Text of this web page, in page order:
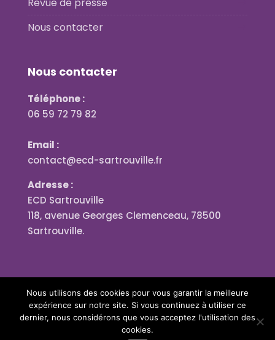
Nous contacter
Nous contacter
Téléphone :
06 59 72 79 82
Email :
contact@ecd-sartrouville.fr
Adresse :
ECD Sartrouville
118, avenue Georges Clemenceau, 78500
Sartrouville.
Blériot Productions®
Nous utilisons des cookies pour vous garantir la meilleure
expérience sur notre site. Si vous continuez à utiliser ce
dernier, nous considérons que vous acceptez l'utilisation des
cookies.